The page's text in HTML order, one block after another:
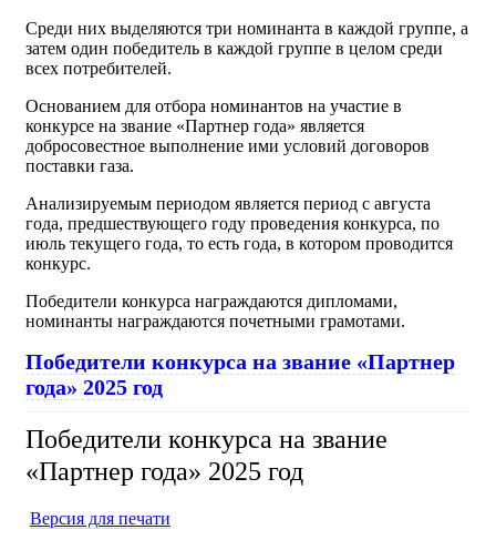
Среди них выделяются три номинанта в каждой группе, а
затем один победитель в каждой группе в целом среди
всех потребителей.
Основанием для отбора номинантов на участие в
конкурсе на звание «Партнер года» является
добросовестное выполнение ими условий договоров
поставки газа.
Анализируемым периодом является период с августа
года, предшествующего году проведения конкурса, по
июль текущего года, то есть года, в котором проводится
конкурс.
Победители конкурса награждаются дипломами,
номинанты награждаются почетными грамотами.
Победители конкурса на звание «Партнер
года» 2025 год
Победители конкурса на звание
«Партнер года» 2025 год
Версия для печати